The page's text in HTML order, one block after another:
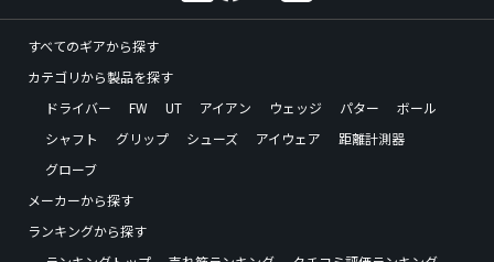
すべてのギアから探す
カテゴリから製品を探す
ドライバー
FW UT アイアン ウェッジ パター
ボール
シャフト
グリップ シューズ アイウェア
距離計測器
グローブ
メーカーから探す
ランキングから探す